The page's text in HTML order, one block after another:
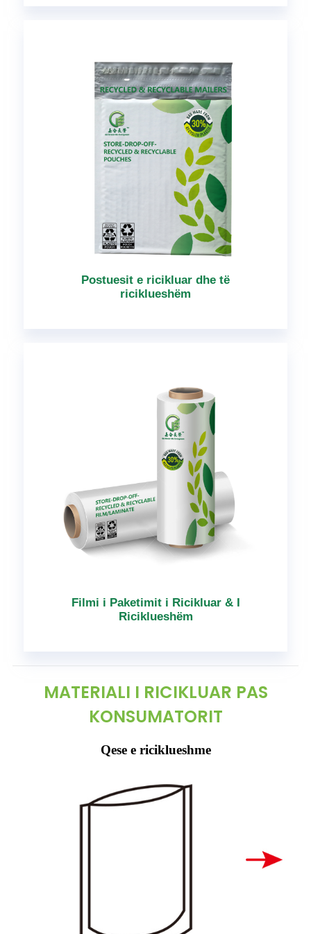
Postuesit e ricikluar dhe të
riciklueshëm
Filmi i Paketimit i Ricikluar & I
Riciklueshëm
MATERIALI I RICIKLUAR PAS
KONSUMATORIT
Qese e riciklueshme